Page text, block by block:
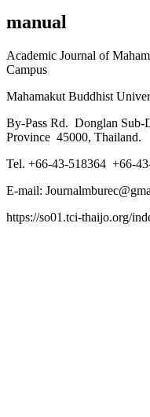
manual
Academic Journal of
Campus
Mahamakut Buddhist
By-Pass Rd. Donglan
Province 45000, Thailand.
Tel. +66-43-518364 +66-
E-mail:
https://so01.tci-thaijo.org/